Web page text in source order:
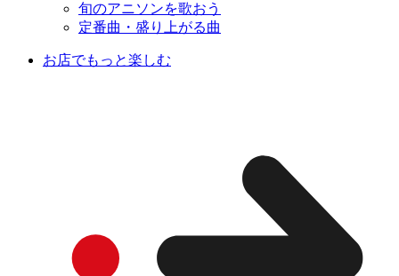
旬のアニソンを歌おう
定番曲・盛り上がる曲
お店でもっと楽しむ